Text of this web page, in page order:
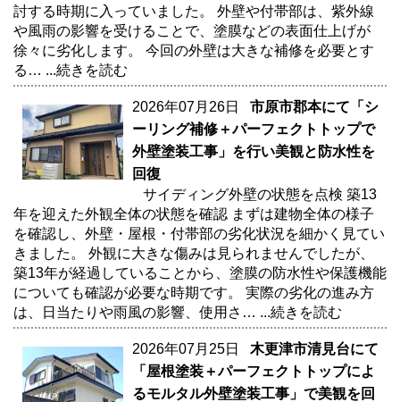
討する時期に入っていました。 外壁や付帯部は、紫外線
や風雨の影響を受けることで、塗膜などの表面仕上げが
徐々に劣化します。 今回の外壁は大きな補修を必要とす
る… ...続きを読む
2026年07月26日 市原市郡本にて「シ
ーリング補修＋パーフェクトトップで
外壁塗装工事」を行い美観と防水性を
回復
サイディング外壁の状態を点検 築13
年を迎えた外観全体の状態を確認 まずは建物全体の様子
を確認し、外壁・屋根・付帯部の劣化状況を細かく見てい
きました。 外観に大きな傷みは見られませんでしたが、
築13年が経過していることから、塗膜の防水性や保護機能
についても確認が必要な時期です。 実際の劣化の進み方
は、日当たりや雨風の影響、使用さ… ...続きを読む
2026年07月25日 木更津市清見台にて
「屋根塗装＋パーフェクトトップによ
るモルタル外壁塗装工事」で美観を回